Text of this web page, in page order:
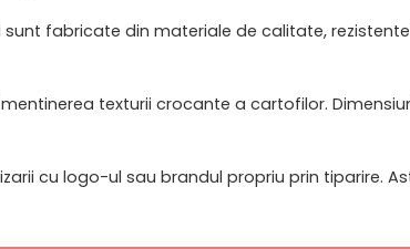
fabricate din materiale de calitate,
texturii crocante a cartofilor.
cu logo-ul sau brandul propriu prin tiparire.